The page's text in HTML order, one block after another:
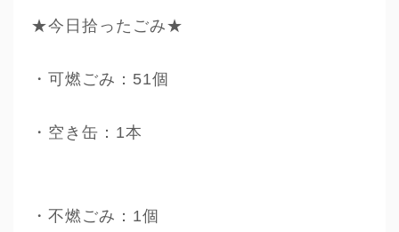
★今日拾ったごみ★
・可燃ごみ：51個
・空き缶：1本
・不燃ごみ：1個